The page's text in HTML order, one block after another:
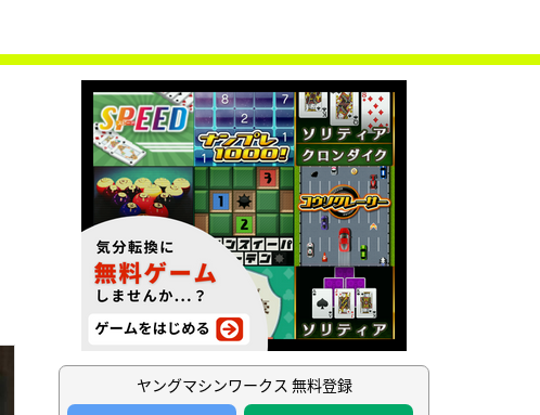
ヤングマシンワークス 無料登録